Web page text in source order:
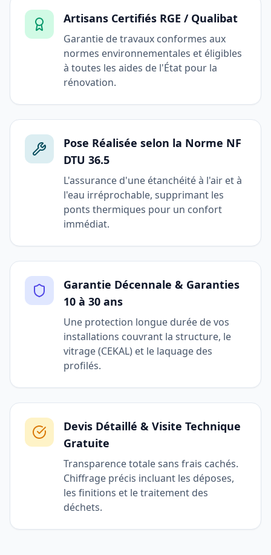
Artisans Certifiés RGE / Qualibat
Garantie de travaux conformes aux
normes environnementales et éligibles
à toutes les aides de l'État pour la
rénovation.
Pose Réalisée selon la Norme NF
DTU 36.5
L'assurance d'une étanchéité à l'air et à
l'eau irréprochable, supprimant les
ponts thermiques pour un confort
immédiat.
Garantie Décennale & Garanties
10 à 30 ans
Une protection longue durée de vos
installations couvrant la structure, le
vitrage (CEKAL) et le laquage des
profilés.
Devis Détaillé & Visite Technique
Gratuite
Transparence totale sans frais cachés.
Chiffrage précis incluant les déposes,
les finitions et le traitement des
déchets.